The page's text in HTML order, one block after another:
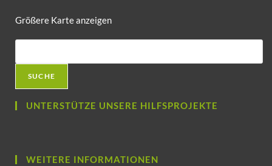
Größere Karte anzeigen
SUCHE
UNTERSTÜTZE UNSERE HILFSPROJEKTE
WEITERE INFORMATIONEN